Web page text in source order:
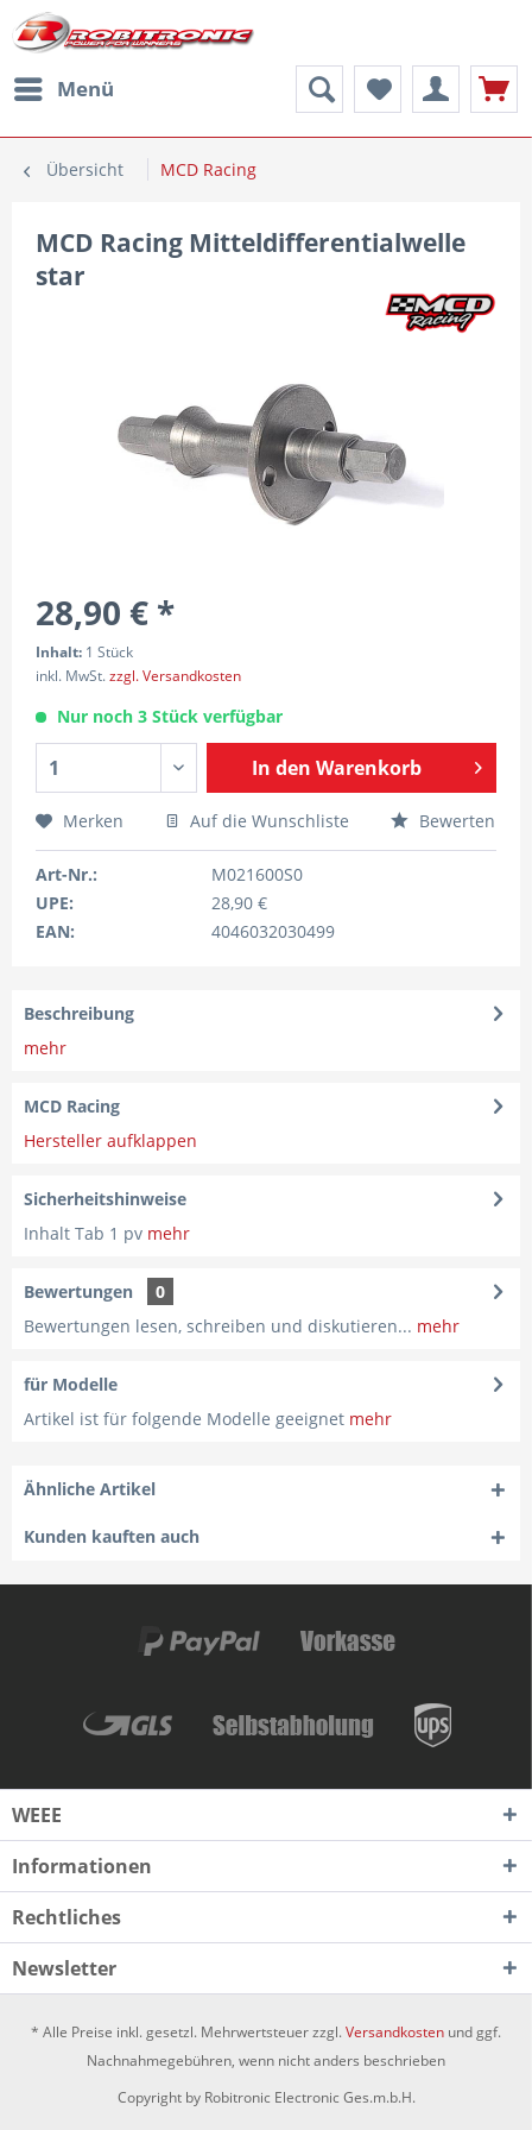
Menü
Übersicht MCD Racing
MCD Racing Mitteldifferentialwelle
star
28,90 € *
Inhalt: 1 Stück
inkl. MwSt.zzgl. Versandkosten
Nur noch 3 Stück verfügbar
In den Warenkorb
Merken Auf die Wunschliste Bewerten
Art-Nr.:
M021600S0
UPE:
28,90 €
EAN:
4046032030499
Beschreibung
mehr
MCD Racing
Hersteller aufklappen
Sicherheitshinweise
Inhalt Tab 1 pv mehr
Bewertungen
0
Bewertungen lesen, schreiben und diskutieren... mehr
für Modelle
Artikel ist für folgende Modelle geeignet mehr
Ähnliche Artikel
Kunden kauften auch
WEEE
Informationen
Rechtliches
Newsletter
* Alle Preise inkl. gesetzl. Mehrwertsteuer zzgl.Versandkosten und ggf.
Nachnahmegebühren, wenn nicht anders beschrieben
Copyright by Robitronic Electronic Ges.m.b.H.